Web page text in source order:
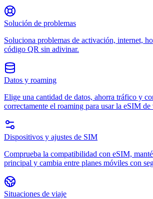
Solución de problemas
Soluciona problemas de activación, internet,
código QR sin adivinar.
Datos y roaming
Elige una cantidad de datos, ahorra tráfico y
correctamente el roaming para usar la eSIM de
Dispositivos y ajustes de SIM
Comprueba la compatibilidad con eSIM,
principal y cambia entre planes móviles con
Situaciones de viaje